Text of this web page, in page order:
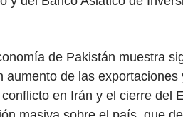
de Pakistán muestra
aumento de las exportaciones
en Irán y el cierre del